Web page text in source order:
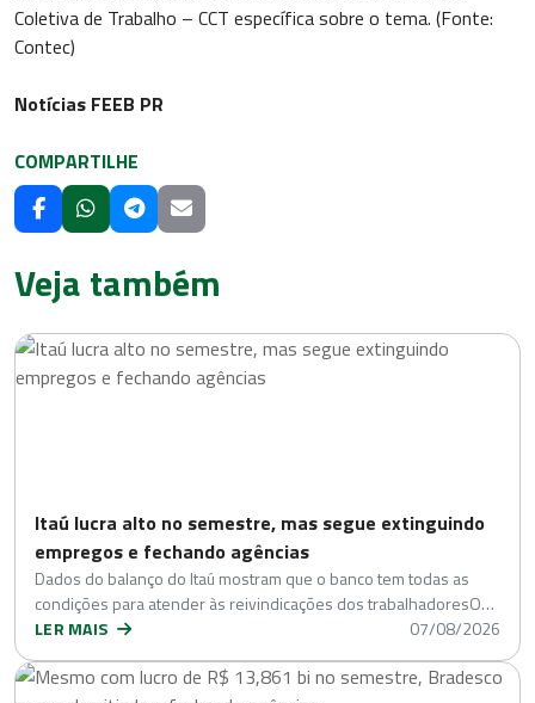
Coletiva de Trabalho – CCT específica sobre o tema. (Fonte:
Contec)
Notícias FEEB PR
COMPARTILHE
Veja também
Itaú lucra alto no semestre, mas segue extinguindo
empregos e fechando agências
Dados do balanço do Itaú mostram que o banco tem todas as
condições para atender às reivindicações dos trabalhadoresO…
LER MAIS
07/08/2026